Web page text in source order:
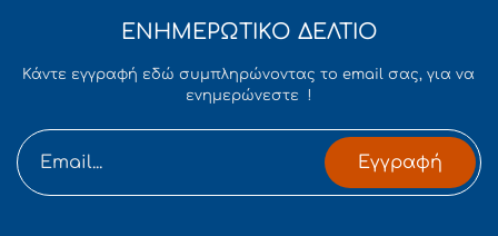
ΕΝΗΜΕΡΩΤΙΚΟ ΔΕΛΤΙΟ
Κάντε εγγραφή εδώ συμπληρώνοντας το email σας, για να
ενημερώνεστε !
Εγγραφή